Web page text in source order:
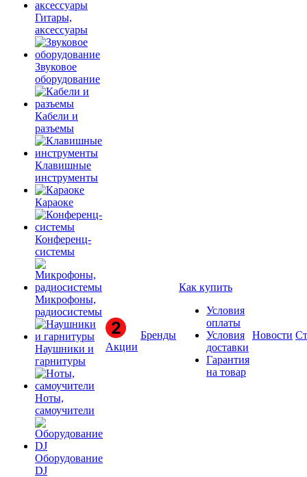
Гитары,
аксессуары
Звуковое
оборудование
Кабели и
разъемы
Клавишные
инструменты
Караоке
Конференц-
системы
Микрофоны,
радиосистемы
Наушники и
гарнитуры
Ноты,
самоучители
Оборудование
DJ
Акции
Бренды
Как купить
Условия
оплаты
Условия
доставки
Гарантия
на товар
Новости